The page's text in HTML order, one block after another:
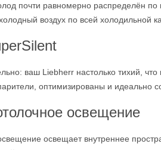
почти равномерно распределён
воздух по всей холодильной
ваш Liebherr настолько тихий,
оптимизированы и идеально
освещение
освещает внутреннее